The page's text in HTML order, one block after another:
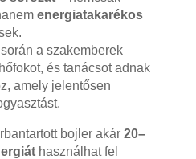
energiatakarékos
a szakemberek
és tanácsot adnak
amely jelentősen
bojler akár 20–
használhat fel